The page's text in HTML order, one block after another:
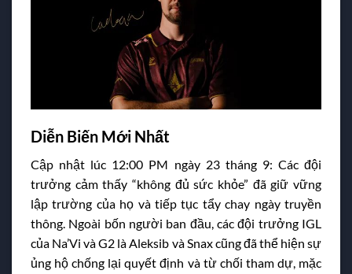
Diễn Biến Mới Nhất
Cập nhật lúc 12:00 PM ngày 23 tháng 9: Các đội
trưởng cảm thấy “không đủ sức khỏe” đã giữ vững
lập trường của họ và tiếp tục tẩy chay ngày truyền
thông. Ngoài bốn người ban đầu, các đội trưởng IGL
của Na’Vi và G2 là Aleksib và Snax cũng đã thể hiện sự
ủng hộ chống lại quyết định và từ chối tham dự, mặc